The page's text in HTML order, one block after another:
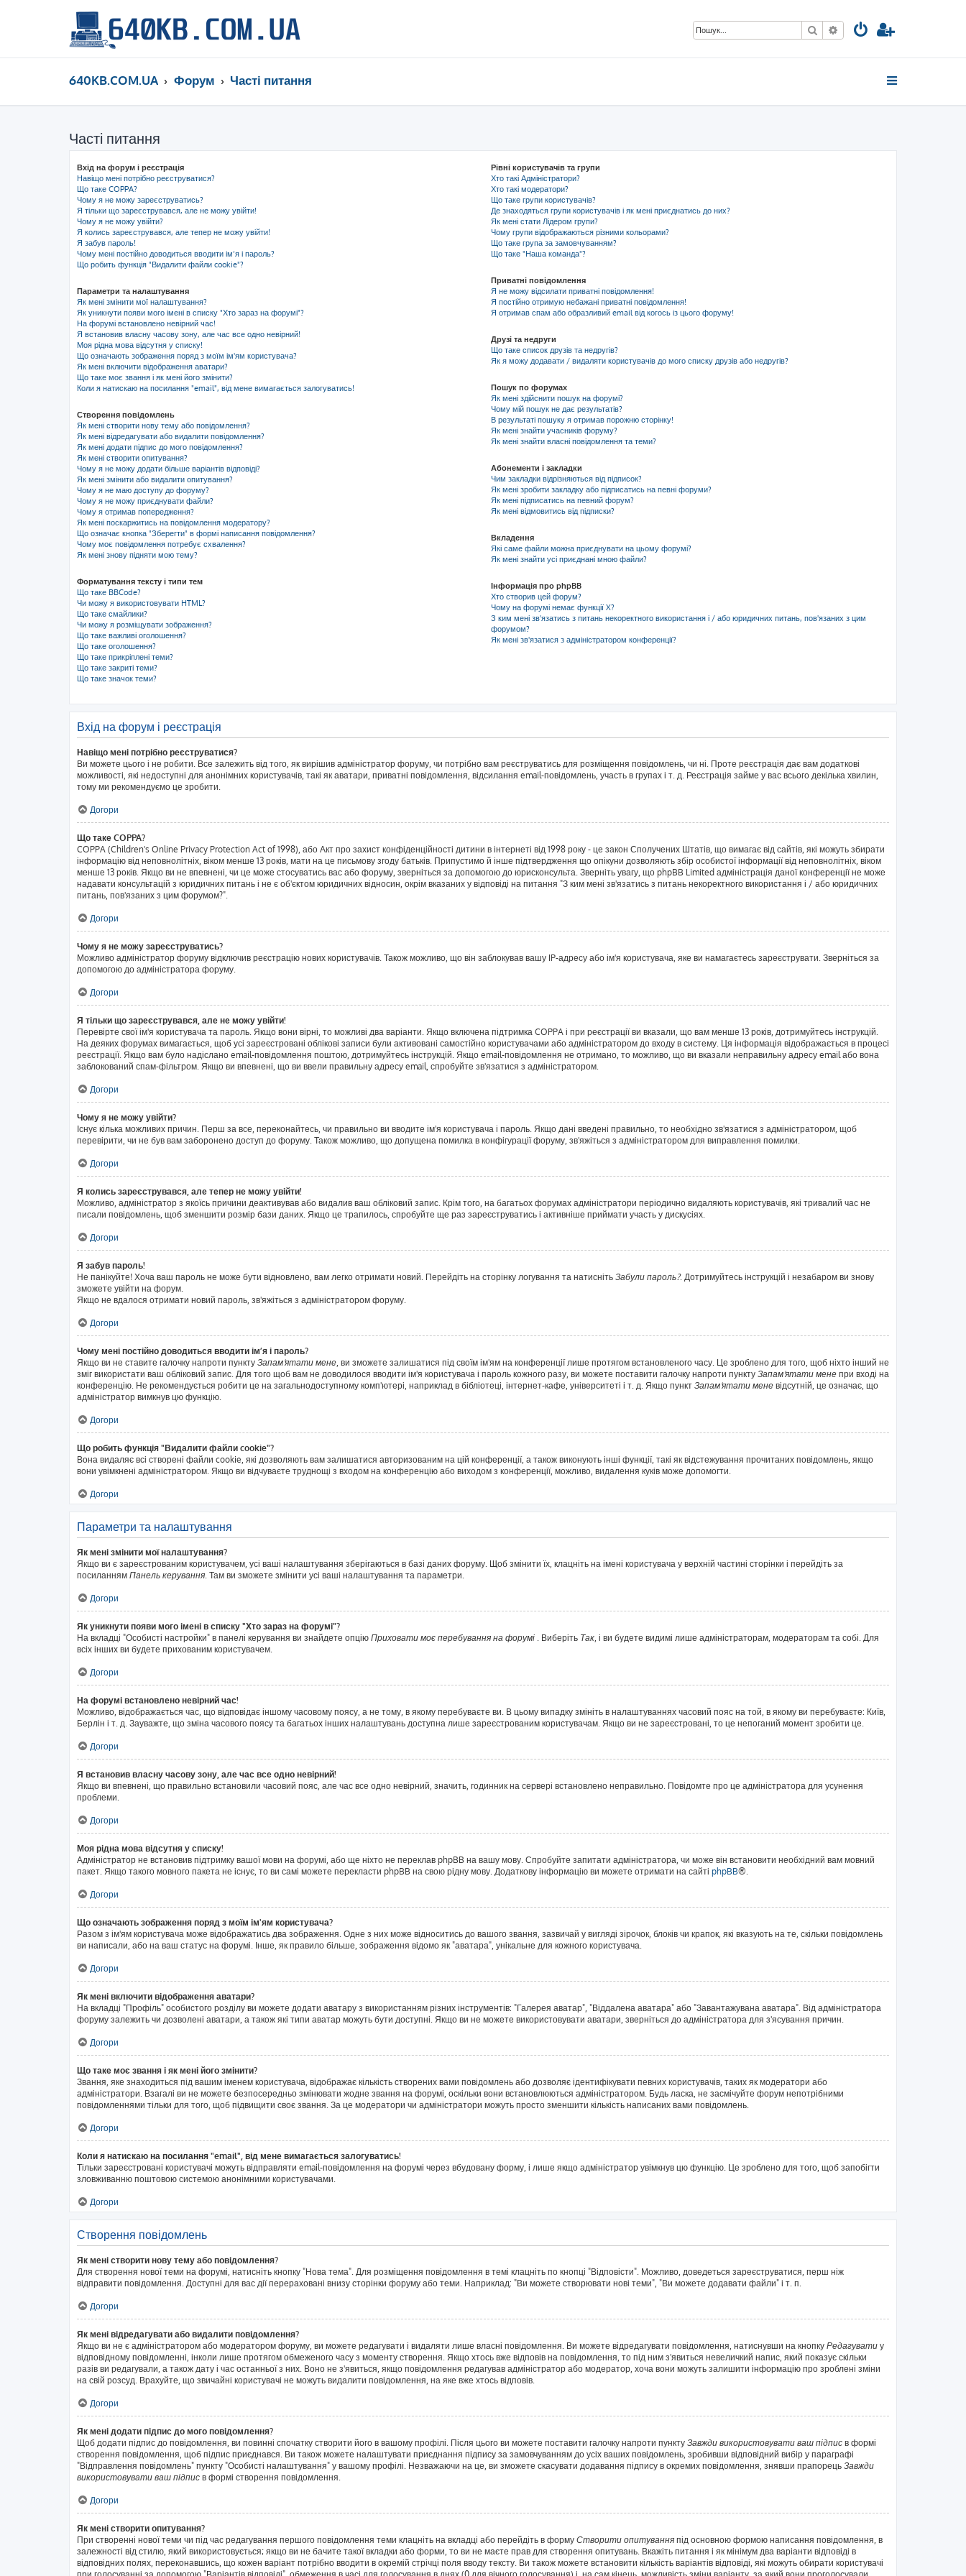
ПошукРозширений пошук
640KB.COM.UA Форум Часті питання
Часті питання
Вхід на форум і реєстрація
Навіщо мені потрібно реєструватися?
Що таке COPPA?
Чому я не можу зареєструватись?
Я тільки що зареєструвався, але не можу увійти!
Чому я не можу увійти?
Я колись зареєструвався, але тепер не можу увійти!
Я забув пароль!
Чому мені постійно доводиться вводити ім’я і пароль?
Що робить функція "Видалити файли cookie"?
Параметри та налаштування
Як мені змінити мої налаштування?
Як уникнути появи мого імені в списку "Хто зараз на форумі"?
На форумі встановлено невірний час!
Я встановив власну часову зону, але час все одно невірний!
Моя рідна мова відсутня у списку!
Що означають зображення поряд з моїм ім'ям користувача?
Як мені включити відображення аватари?
Що таке моє звання і як мені його змінити?
Коли я натискаю на посилання "email", від мене вимагається залогуватись!
Створення повідомлень
Як мені створити нову тему або повідомлення?
Як мені відредагувати або видалити повідомлення?
Як мені додати підпис до мого повідомлення?
Як мені створити опитування?
Чому я не можу додати більше варіантів відповіді?
Як мені змінити або видалити опитування?
Чому я не маю доступу до форуму?
Чому я не можу приєднувати файли?
Чому я отримав попередження?
Як мені поскаржитись на повідомлення модератору?
Що означає кнопка "Зберегти" в формі написання повідомлення?
Чому моє повідомлення потребує схвалення?
Як мені знову підняти мою тему?
Форматування тексту і типи тем
Що таке BBCode?
Чи можу я використовувати HTML?
Що таке смайлики?
Чи можу я розміщувати зображення?
Що таке важливі оголошення?
Що таке оголошення?
Що таке прикріплені теми?
Що таке закриті теми?
Що таке значок теми?
Рівні користувачів та групи
Хто такі Адміністратори?
Хто такі модератори?
Що таке групи користувачів?
Де знаходяться групи користувачів і як мені приєднатись до них?
Як мені стати Лідером групи?
Чому групи відображаються різними кольорами?
Що таке група за замовчуванням?
Що таке "Наша команда"?
Приватні повідомлення
Я не можу відсилати приватні повідомлення!
Я постійно отримую небажані приватні повідомлення!
Я отримав спам або образливий email від когось із цього форуму!
Друзі та недруги
Що таке список друзів та недругів?
Як я можу додавати / видаляти користувачів до мого списку друзів або недругів?
Пошук по форумах
Як мені здійснити пошук на форумі?
Чому мій пошук не дає результатів?
В результаті пошуку я отримав порожню сторінку!
Як мені знайти учасників форуму?
Як мені знайти власні повідомлення та теми?
Абонементи і закладки
Чим закладки відрізняються від підписок?
Як мені зробити закладку або підписатись на певні форуми?
Як мені підписатись на певний форум?
Як мені відмовитись від підписки?
Вкладення
Які саме файли можна приєднувати на цьому форумі?
Як мені знайти усі приєднані мною файли?
Інформація про phpBB
Хто створив цей форум?
Чому на форумі немає функції X?
З ким мені зв'язатись з питань некоректного використання і / або юридичних питань, пов'язаних з цим
форумом?
Як мені зв'язатися з адміністратором конференції?
Вхід на форум і реєстрація
Навіщо мені потрібно реєструватися?
Ви можете цього і не робити. Все залежить від того, як вирішив адміністратор форуму, чи потрібно вам реєструватись для розміщення повідомлень, чи ні. Проте реєстрація дає вам додаткові
можливості, які недоступні для анонімних користувачів, такі як аватари, приватні повідомлення, відсилання email-повідомлень, участь в групах і т. д. Реєстрація займе у вас всього декілька хвилин,
тому ми рекомендуємо це зробити.
Догори
Що таке COPPA?
COPPA (Children's Online Privacy Protection Act of 1998), або Акт про захист конфіденційності дитини в інтернеті від 1998 року - це закон Сполучених Штатів, що вимагає від сайтів, які можуть збирати
інформацію від неповнолітніх, віком менше 13 років, мати на це письмову згоду батьків. Припустимо й інше підтвердження що опікуни дозволяють збір особистої інформації від неповнолітніх, віком
менше 13 років. Якщо ви не впевнені, чи це може стосуватись вас або форуму, зверніться за допомогою до юрисконсульта. Зверніть увагу, що phpBB Limited адміністрація даної конференції не може
надавати консультацій з юридичних питань і не є об'єктом юридичних відносин, окрім вказаних у відповіді на питання "З ким мені зв'язатись з питань некоректного використання і / або юридичних
питань, пов'язаних з цим форумом?".
Догори
Чому я не можу зареєструватись?
Можливо адміністратор форуму відключив реєстрацію нових користувачів. Також можливо, що він заблокував вашу IP-адресу або ім'я користувача, яке ви намагаєтесь зареєструвати. Зверніться за
допомогою до адміністратора форуму.
Догори
Я тільки що зареєструвався, але не можу увійти!
Перевірте свої ім'я користувача та пароль. Якщо вони вірні, то можливі два варіанти. Якщо включена підтримка COPPA і при реєстрації ви вказали, що вам менше 13 років, дотримуйтесь інструкцій.
На деяких форумах вимагається, щоб усі зареєстровані облікові записи були активовані самостійно користувачами або адміністратором до входу в систему. Ця інформація відображається в процесі
реєстрації. Якщо вам було надіслано email-повідомлення поштою, дотримуйтесь інструкцій. Якщо email-повідомлення не отримано, то можливо, що ви вказали неправильну адресу email або вона
заблокований спам-фільтром. Якщо ви впевнені, що ви ввели правильну адресу email, спробуйте зв'язатися з адміністратором.
Догори
Чому я не можу увійти?
Існує кілька можливих причин. Перш за все, переконайтесь, чи правильно ви вводите ім'я користувача і пароль. Якщо дані введені правильно, то необхідно зв'язатися з адміністратором, щоб
перевірити, чи не був вам заборонено доступ до форуму. Також можливо, що допущена помилка в конфігурації форуму, зв'яжіться з адміністратором для виправлення помилки.
Догори
Я колись зареєструвався, але тепер не можу увійти!
Можливо, адміністратор з якоїсь причини деактивував або видалив ваш обліковий запис. Крім того, на багатьох форумах адміністратори періодично видаляють користувачів, які тривалий час не
писали повідомлень, щоб зменшити розмір бази даних. Якщо це трапилось, спробуйте ще раз зареєструватись і активніше приймати участь у дискусіях.
Догори
Я забув пароль!
Не панікуйте! Хоча ваш пароль не може бути відновлено, вам легко отримати новий. Перейдіть на сторінку логування та натисніть Забули пароль?. Дотримуйтесь інструкцій і незабаром ви знову
зможете увійти на форум.
Якщо не вдалося отримати новий пароль, зв'яжіться з адміністратором форуму.
Догори
Чому мені постійно доводиться вводити ім’я і пароль?
Якщо ви не ставите галочку напроти пункту Запам'ятати мене, ви зможете залишатися під своїм ім'ям на конференції лише протягом встановленого часу. Це зроблено для того, щоб ніхто інший не
зміг використати ваш обліковий запис. Для того щоб вам не доводилося вводити ім'я користувача і пароль кожного разу, ви можете поставити галочку напроти пункту Запам'ятати мене при вході на
конференцію. Не рекомендується робити це на загальнодоступному комп'ютері, наприклад в бібліотеці, інтернет-кафе, університеті і т. д. Якщо пункт Запам'ятати мене відсутній, це означає, що
адміністратор вимкнув цю функцію.
Догори
Що робить функція "Видалити файли cookie"?
Вона видаляє всі створені файли cookie, які дозволяють вам залишатися авторизованим на цій конференції, а також виконують інші функції, такі як відстежування прочитаних повідомлень, якщо
вони увімкнені адміністратором. Якщо ви відчуваєте труднощі з входом на конференцію або виходом з конференції, можливо, видалення куків може допомогти.
Догори
Параметри та налаштування
Як мені змінити мої налаштування?
Якщо ви є зареєстрованим користувачем, усі ваші налаштування зберігаються в базі даних форуму. Щоб змінити їх, клацніть на імені користувача у верхній частині сторінки і перейдіть за
посиланням Панель керування. Там ви зможете змінити усі ваші налаштування та параметри.
Догори
Як уникнути появи мого імені в списку "Хто зараз на форумі"?
На вкладці "Особисті настройки" в панелі керування ви знайдете опцію Приховати моє перебування на форумі . Виберіть Так, і ви будете видимі лише адміністраторам, модераторам та собі. Для
всіх інших ви будете прихованим користувачем.
Догори
На форумі встановлено невірний час!
Можливо, відображається час, що відповідає іншому часовому поясу, а не тому, в якому перебуваєте ви. В цьому випадку змініть в налаштуваннях часовий пояс на той, в якому ви перебуваєте: Київ,
Берлін і т. д. Зауважте, що зміна часового поясу та багатьох інших налаштувань доступна лише зареєстрованим користувачам. Якщо ви не зареєстровані, то це непоганий момент зробити це.
Догори
Я встановив власну часову зону, але час все одно невірний!
Якщо ви впевнені, що правильно встановили часовий пояс, але час все одно невірний, значить, годинник на сервері встановлено неправильно. Повідомте про це адміністратора для усунення
проблеми.
Догори
Моя рідна мова відсутня у списку!
Адміністратор не встановив підтримку вашої мови на форумі, або ще ніхто не переклав phpBB на вашу мову. Спробуйте запитати адміністратора, чи може він встановити необхідний вам мовний
пакет. Якщо такого мовного пакета не існує, то ви самі можете перекласти phpBB на свою рідну мову. Додаткову інформацію ви можете отримати на сайті phpBB®.
Догори
Що означають зображення поряд з моїм ім'ям користувача?
Разом з ім'ям користувача може відображатись два зображення. Одне з них може відноситись до вашого звання, зазвичай у вигляді зірочок, блоків чи крапок, які вказують на те, скільки повідомлень
ви написали, або на ваш статус на форумі. Інше, як правило більше, зображення відомо як "аватара", унікальне для кожного користувача.
Догори
Як мені включити відображення аватари?
На вкладці "Профіль" особистого розділу ви можете додати аватару з використанням різних інструментів: "Галерея аватар", "Віддалена аватара" або "Завантажувана аватара". Від адміністратора
форуму залежить чи дозволені аватари, а також які типи аватар можуть бути доступні. Якщо ви не можете використовувати аватари, зверніться до адміністратора для з'ясування причин.
Догори
Що таке моє звання і як мені його змінити?
Звання, яке знаходиться під вашим іменем користувача, відображає кількість створених вами повідомлень або дозволяє ідентифікувати певних користувачів, таких як модератори або
адміністратори. Взагалі ви не можете безпосередньо змінювати жодне звання на форумі, оскільки вони встановлюються адміністратором. Будь ласка, не засмічуйте форум непотрібними
повідомленнями тільки для того, щоб підвищити своє звання. За це модератори чи адміністратори можуть просто зменшити кількість написаних вами повідомлень.
Догори
Коли я натискаю на посилання "email", від мене вимагається залогуватись!
Тільки зареєстровані користувачі можуть відправляти email-повідомлення на форумі через вбудовану форму, і лише якщо адміністратор увімкнув цю функцію. Це зроблено для того, щоб запобігти
зловживанню поштовою системою анонімними користувачами.
Догори
Створення повідомлень
Як мені створити нову тему або повідомлення?
Для створення нової теми на форумі, натисніть кнопку "Нова тема". Для розміщення повідомлення в темі клацніть по кнопці "Відповісти". Можливо, доведеться зареєструватися, перш ніж
відправити повідомлення. Доступні для вас дії перераховані внизу сторінки форуму або теми. Наприклад: "Ви можете створювати нові теми", "Ви можете додавати файли" і т. п.
Догори
Як мені відредагувати або видалити повідомлення?
Якщо ви не є адміністратором або модератором форуму, ви можете редагувати і видаляти лише власні повідомлення. Ви можете відредагувати повідомлення, натиснувши на кнопку Редагувати у
відповідному повідомленні, інколи лише протягом обмеженого часу з моменту створення. Якщо хтось вже відповів на повідомлення, то під ним з'явиться невеличкий напис, який показує скільки
разів ви редагували, а також дату і час останньої з них. Воно не з'явиться, якщо повідомлення редагував адміністратор або модератор, хоча вони можуть залишити інформацію про зроблені зміни
на свій розсуд. Врахуйте, що звичайні користувачі не можуть видалити повідомлення, на яке вже хтось відповів.
Догори
Як мені додати підпис до мого повідомлення?
Щоб додати підпис до повідомлення, ви повинні спочатку створити його в вашому профілі. Після цього ви можете поставити галочку напроти пункту Завжди використовувати ваш підпис в формі
створення повідомлення, щоб підпис приєднався. Ви також можете налаштувати приєднання підпису за замовчуванням до усіх ваших повідомлень, зробивши відповідний вибір у параграфі
"Відправлення повідомлень" пункту "Особисті налаштування" у вашому профілі. Незважаючи на це, ви зможете скасувати додавання підпису в окремих повідомлення, знявши прапорець Завжди
використовувати ваш підпис в формі створення повідомлення.
Догори
Як мені створити опитування?
При створенні нової теми чи під час редагування першого повідомлення теми клацніть на вкладці або перейдіть в форму Створити опитування під основною формою написання повідомлення, в
залежності від стилю, який використовується; якщо ви не бачите такої вкладки або форми, то ви не маєте прав для створення опитувань. Вкажіть питання і як мінімум два варіанти відповіді в
відповідних полях, переконавшись, що кожен варіант потрібно вводити в окремій стрічці поля вводу тексту. Ви також можете встановити кількість варіантів відповіді, які можуть обирати користувачі